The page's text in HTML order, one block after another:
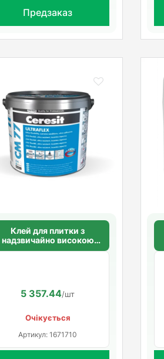
Предзаказ
Клей для плитки з
надзвичайно високою
CERESIT CM 77
5 357.44/шт
Очікується
Артикул: 1671710